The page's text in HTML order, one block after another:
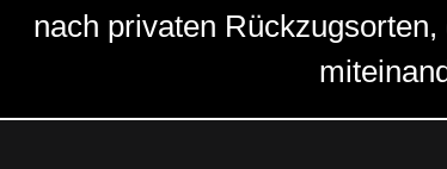
nach privaten